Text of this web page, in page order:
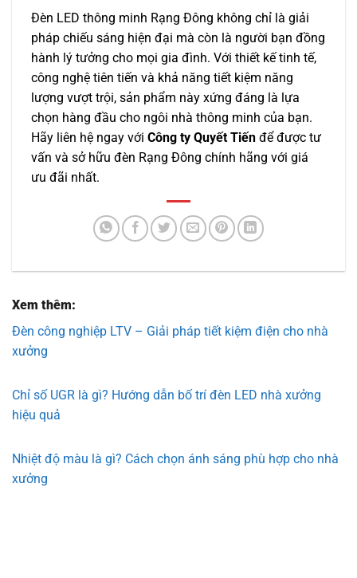
Đèn LED thông minh Rạng Đông không chỉ là giải
pháp chiếu sáng hiện đại mà còn là người bạn đồng
hành lý tưởng cho mọi gia đình. Với thiết kế tinh tế,
công nghệ tiên tiến và khả năng tiết kiệm năng
lượng vượt trội, sản phẩm này xứng đáng là lựa
chọn hàng đầu cho ngôi nhà thông minh của bạn.
Hãy liên hệ ngay với Công ty Quyết Tiến để được tư
vấn và sở hữu đèn Rạng Đông chính hãng với giá
ưu đãi nhất.
Xem thêm:
Đèn công nghiệp LTV – Giải pháp tiết kiệm điện cho nhà
xưởng
Chỉ số UGR là gì? Hướng dẫn bố trí đèn LED nhà xưởng
hiệu quả
Nhiệt độ màu là gì? Cách chọn ánh sáng phù hợp cho nhà
xưởng